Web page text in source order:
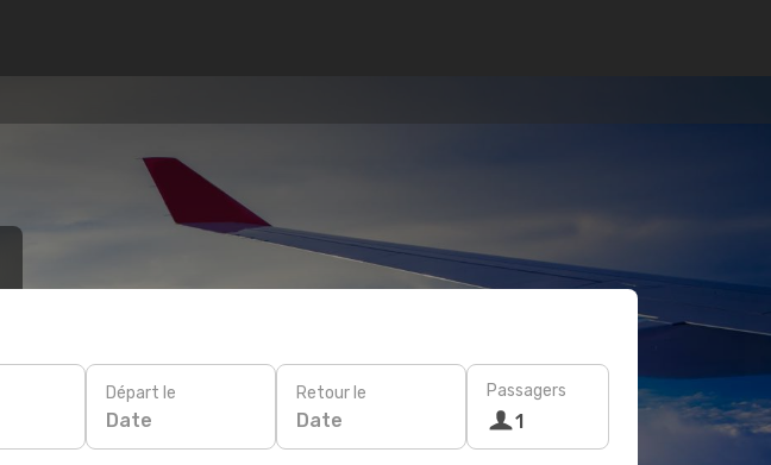
Départ le
Date
Retour le
Date
Passagers
1